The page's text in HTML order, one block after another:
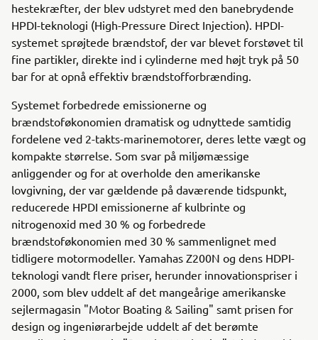
hestekræfter, der blev udstyret med den banebrydende
HPDI-teknologi (High-Pressure Direct Injection). HPDI-
systemet sprøjtede brændstof, der var blevet forstøvet til
fine partikler, direkte ind i cylinderne med højt tryk på 50
bar for at opnå effektiv brændstofforbrænding.
Systemet forbedrede emissionerne og
brændstoføkonomien dramatisk og udnyttede samtidig
fordelene ved 2-takts-marinemotorer, deres lette vægt og
kompakte størrelse. Som svar på miljømæssige
anliggender og for at overholde den amerikanske
lovgivning, der var gældende på daværende tidspunkt,
reducerede HPDI emissionerne af kulbrinte og
nitrogenoxid med 30 % og forbedrede
brændstoføkonomien med 30 % sammenlignet med
tidligere motormodeller. Yamahas Z200N og dens HDPI-
teknologi vandt flere priser, herunder innovationspriser i
2000, som blev uddelt af det mangeårige amerikanske
sejlermagasin "Motor Boating & Sailing" samt prisen for
design og ingeniørarbejde uddelt af det berømte